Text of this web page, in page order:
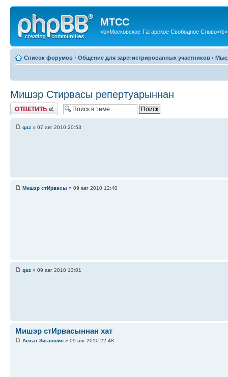
МТСС
<b>Московское Татарское Свободное Слово</b>
Список форумов ‹ Общение для зарегистрированных участников ‹
Мишэр Стирвасы репертуарыннан
Ответить
qaz » 07 авг 2010 20:53
Мишэр стИрвасы » 09 авг 2010 12:40
qaz » 09 авг 2010 13:01
Мишэр стИрвасыннан хат
Асхат Зиганшин » 09 авг 2010 22:48